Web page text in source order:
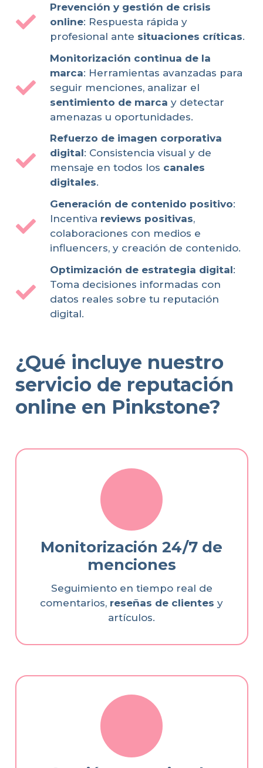
Prevención y gestión de crisis
online: Respuesta rápida y
profesional ante situaciones críticas.
Monitorización continua de la
marca: Herramientas avanzadas para
seguir menciones, analizar el
sentimiento de marca y detectar
amenazas u oportunidades.
Refuerzo de imagen corporativa
digital: Consistencia visual y de
mensaje en todos los canales
digitales.
Generación de contenido positivo:
Incentiva reviews positivas,
colaboraciones con medios e
influencers, y creación de contenido.
Optimización de estrategia digital:
Toma decisiones informadas con
datos reales sobre tu reputación
digital.
¿Qué incluye nuestro
servicio de reputación
online en Pinkstone?
Monitorización 24/7 de
menciones
Seguimiento en tiempo real de
comentarios, reseñas de clientes y
artículos.